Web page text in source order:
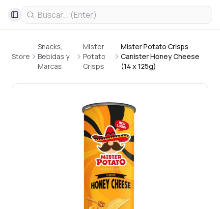
Toggle Sidebar
Store
Snacks,
Bebidas y
Marcas
Mister
Potato
Crisps
Mister Potato Crisps
Canister Honey Cheese
(14 x 125g)